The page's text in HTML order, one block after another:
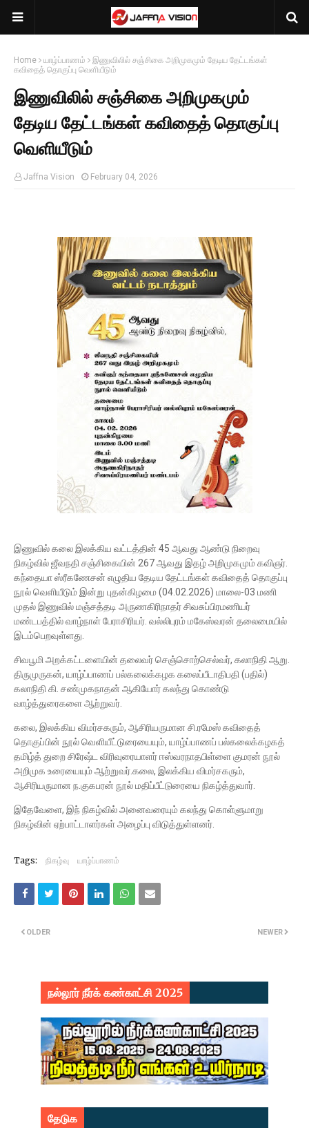
Home யாழ்ப்பாணம்
இணுவிலில் சஞ்சிகை அறிமுகமும் தேடிய தேட்டங்கள்
கவிதைத் தொகுப்பு வெளியீடும்
இணுவிலில் சஞ்சிகை அறிமுகமும்
தேடிய தேட்டங்கள் கவிதைத் தொகுப்பு
வெளியீடும்
Jaffna Vision February 04, 2026
இணுவில் கலை இலக்கிய வட்டத்தின் 45 ஆவது ஆண்டு நிறைவு
நிகழ்வில் ஜீவநதி சஞ்சிகையின் 267 ஆவது இதழ் அறிமுகமும் கவிஞர்.
கந்தையா ஸ்ரீகணேசன் எழுதிய தேடிய தேட்டங்கள் கவிதைத் தொகுப்பு
நூல் வெளியீடும் இன்று புதன்கிழமை (04.02.2026) மாலை-03 மணி
முதல் இணுவில் மஞ்சத்தடி அருணகிரிநாதர் சிவசுப்பிரமணியர்
மண்டபத்தில் வாழ்நாள் பேராசிரியர். வல்லிபுரம் மகேஸ்வரன் தலைமையில்
இடம்பெறவுள்ளது.
சிவபூமி அறக்கட்டளையின் தலைவர் செஞ்சொற்செல்வர், கலாநிதி ஆறு.
திருமுருகன், யாழ்ப்பாணப் பல்கலைக்கழக கலைப்பீடாதிபதி (பதில்)
கலாநிதி கி. சண்முகநாதன் ஆகியோர் கலந்து கொண்டு
வாழ்த்துரைகளை ஆற்றுவர்.
கலை, இலக்கிய விமர்சகரும், ஆசிரியருமான சி.ரமேஸ் கவிதைத்
தொகுப்பின் நூல் வெளியீட்டுரையையும், யாழ்ப்பாணப் பல்கலைக்கழகத்
தமிழ்த் துறை சிரேஷ்ட விரிவுரையாளர் ஈஸ்வரநாதபிள்ளை குமரன் நூல்
அறிமுக உரையையும் ஆற்றுவர்.கலை, இலக்கிய விமர்சகரும்,
ஆசிரியருமான ந.குகபரன் நூல் மதிப்பீட்டுரையை நிகழ்த்துவார்.
இதேவேளை, இந் நிகழ்வில் அனைவரையும் கலந்து கொள்ளுமாறு
நிகழ்வின் ஏற்பாட்டாளர்கள் அழைப்பு விடுத்துள்ளனர்.
Tags: நிகழ்வு யாழ்ப்பாணம்
NEWER
OLDER
நல்லூர் நீர்க் கண்காட்சி 2025
தேடுக